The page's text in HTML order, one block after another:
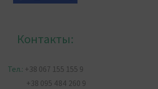
Контакты:
Тел.: +38 067 155 155 9
+38 095 484 260 9